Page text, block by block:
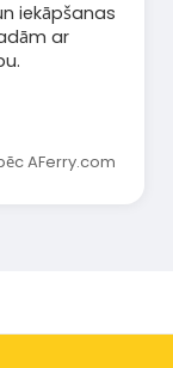
iekāpšanas
ar
AFerry.com